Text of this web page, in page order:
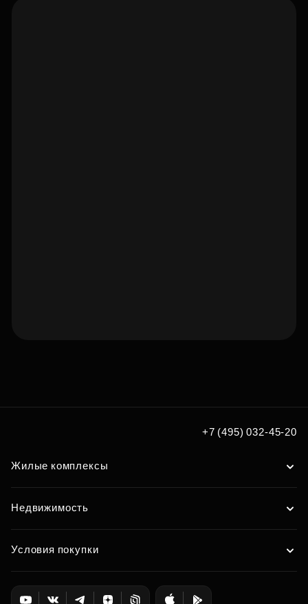
+7 (495) 032-45-20
Жилые комплексы
Недвижимость
Условия покупки